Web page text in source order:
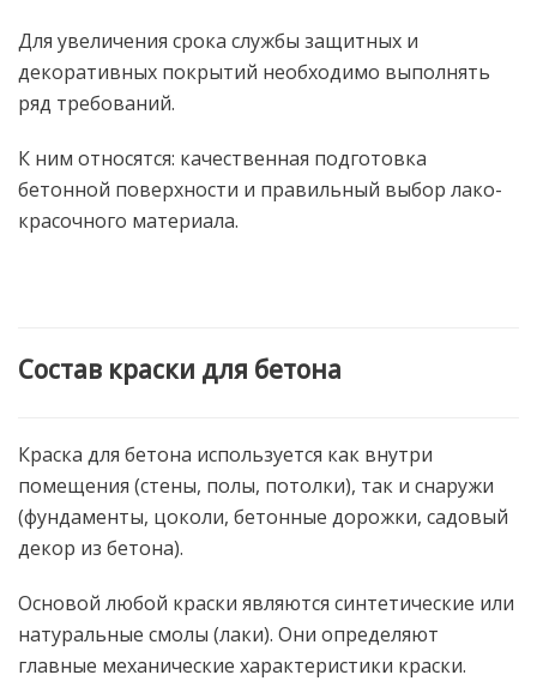
Для увеличения срока службы защитных и
декоративных покрытий необходимо выполнять
ряд требований.
К ним относятся: качественная подготовка
бетонной поверхности и правильный выбор лако-
красочного материала.
Состав краски для бетона
Краска для бетона используется как внутри
помещения (стены, полы, потолки), так и снаружи
(фундаменты, цоколи, бетонные дорожки, садовый
декор из бетона).
Основой любой краски являются синтетические или
натуральные смолы (лаки). Они определяют
главные механические характеристики краски.